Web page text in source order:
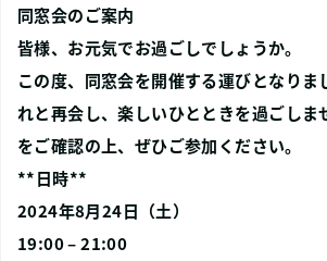
同窓会のご案内
皆様、お元気でお過ごしでしょうか。
この度、同窓会を開催する運びとなりま
れと再会し、楽しいひとときを過ごしま
をご確認の上、ぜひご参加ください。
**日時**
2024年8月24日（土）
19:00 – 21:00